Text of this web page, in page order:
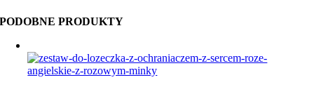
PODOBNE PRODUKTY